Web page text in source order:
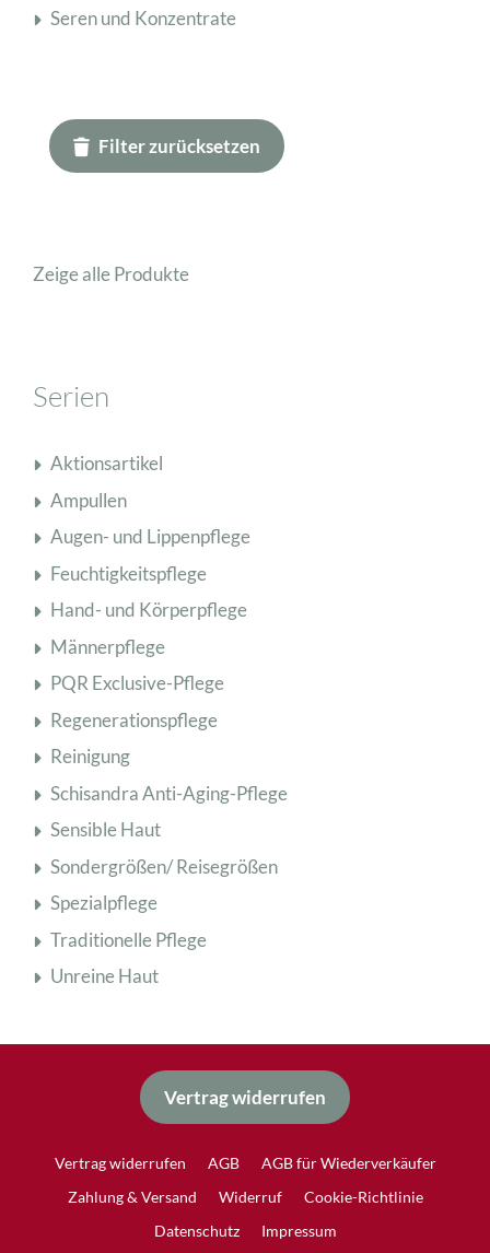
Seren und Konzentrate
Filter zurücksetzen
Zeige alle Produkte
Serien
Aktionsartikel
Ampullen
Augen- und Lippenpflege
Feuchtigkeitspflege
Hand- und Körperpflege
Männerpflege
PQR Exclusive-Pflege
Regenerationspflege
Reinigung
Schisandra Anti-Aging-Pflege
Sensible Haut
Sondergrößen/ Reisegrößen
Spezialpflege
Traditionelle Pflege
Unreine Haut
Vertrag widerrufen
Vertrag widerrufen AGB
AGB für Wiederverkäufer
Zahlung & Versand
Widerruf
Cookie-Richtlinie
Datenschutz
Impressum